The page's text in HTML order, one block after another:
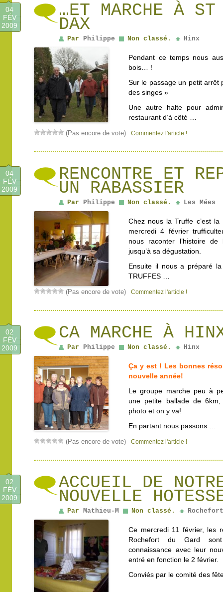
…ET MARCHE À
DAX
04
FÉV
2009
Par Philippe Non classé. Hinx
Pendant ce temps nous
bois… !
Sur le passage un petit arrêt
des singes »
Une autre halte pour
restaurant d’à côté …
(Pas encore de vote) Commentez l'article !
RENCONTRE ET
UN RABASSIER
04
FÉV
2009
Par Philippe Non classé. Les Mées
Chez nous la Truffe c’est la
mercredi 4 février
nous raconter l’histoire
jusqu’à sa dégustation.
Ensuite il nous a préparé la
TRUFFES …
(Pas encore de vote) Commentez l'article !
CA MARCHE À
02
FÉV
2009
Par Philippe Non classé. Hinx
Ça y est ! Les bonnes
nouvelle année!
Le groupe marche peu à
une petite ballade de
photo et on y va!
En partant nous passons …
(Pas encore de vote) Commentez l'article !
ACCUEIL DE
NOUVELLE
02
FÉV
2009
Par Mathieu-M Non classé.
Ce mercredi 11 février, les
Rochefort du Gard
connaissance avec leur
entré en fonction le 2 février.
Conviés par le comité des